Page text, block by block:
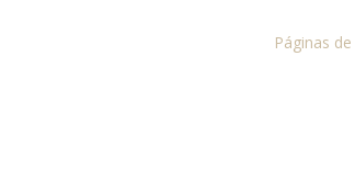
Páginas